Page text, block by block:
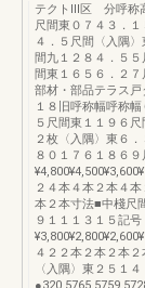
テクトⅢ区 分呼称
尺間東０７４３．
４．５尺間〈入隅
間九１２８４．５
間東１６５６．２
部材・部品テラス
１８旧呼称幅呼称
５尺間東１１９６
２枚〈入隅〉東６
８０１７６１８６
２４本４本２本４
本２本寸法■中棧尺
９１１１３１５記
４２２本２本２本
〈入隅〉東２５